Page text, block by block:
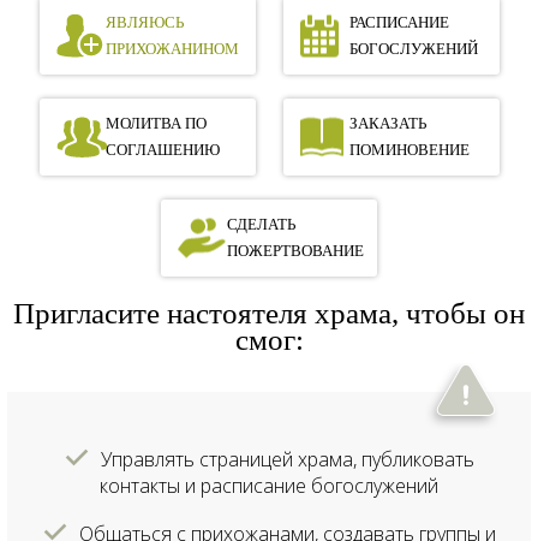
ЯВЛЯЮСЬ
ПРИХОЖАНИНОМ
РАСПИСАНИЕ
БОГОСЛУЖЕНИЙ
МОЛИТВА ПО
СОГЛАШЕНИЮ
ЗАКАЗАТЬ
ПОМИНОВЕНИЕ
СДЕЛАТЬ
ПОЖЕРТВОВАНИЕ
Пригласите настоятеля храма, чтобы он
смог:
Управлять страницей храма, публиковать
контакты и расписание богослужений
Общаться с прихожанами, создавать группы и